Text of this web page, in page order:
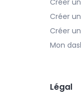
Créer
Créer
Créer
Mon
Légal